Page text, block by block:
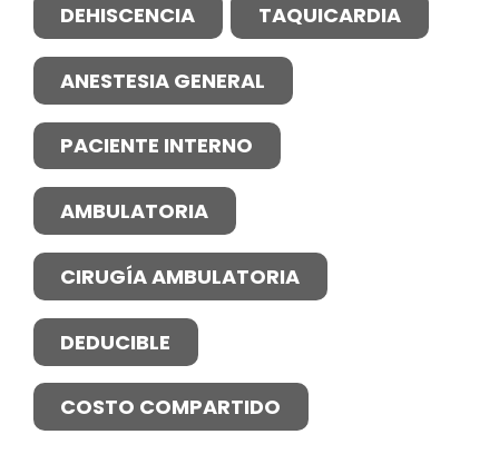
DEHISCENCIA TAQUICARDIA
ANESTESIA GENERAL
PACIENTE INTERNO
AMBULATORIA
CIRUGÍA AMBULATORIA
DEDUCIBLE
COSTO COMPARTIDO